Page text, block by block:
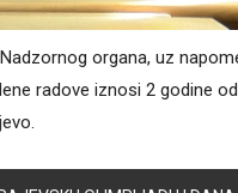
organa, uz
radove iznosi 2 godine od